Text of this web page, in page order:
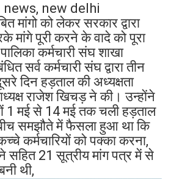
new delhi
मांगो को लेकर सरकार द्वारा
मांगे पूरी करने के वादे को पूरा
कर्मचारी संघ शाखा
सर्व कर्मचारी संघ द्वारा तीन
दिन हड़ताल की अध्यक्षता
राजेश खिचड़ ने की। उन्होंने
1 मई से 14 मई तक चली हड़ताल
समझौते में फैसला हुआ था कि
कर्मचारियों को पक्का करना,
सहित 21 सूत्रीय मांग पत्र में से
थी,